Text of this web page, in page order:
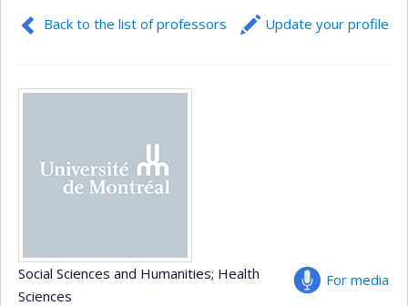
Back to the list of professors Update your profile
For media
Social Sciences and Humanities; Health
Sciences